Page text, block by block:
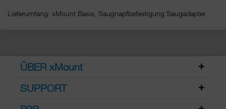
Lieferumfang: xMount Basis, Saugnapfbefestigung Saugadapter
ÜBER xMount
SUPPORT